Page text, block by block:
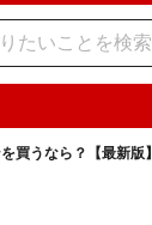
買うなら？【最新版】